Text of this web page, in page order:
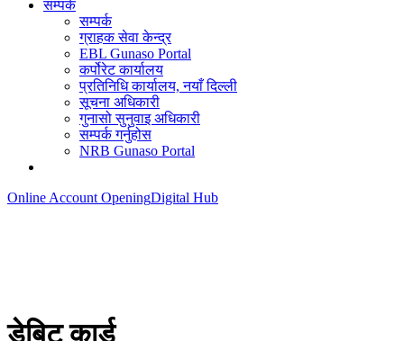
सम्पर्क
सम्पर्क
ग्राहक सेवा केन्द्र
EBL Gunaso Portal
कर्पोरेट कार्यालय
प्रतिनिधि कार्यालय, नयाँ दिल्ली
सूचना अधिकारी
गुनासो सुनुवाइ अधिकारी
सम्पर्क गर्नुहोस
NRB Gunaso Portal
Online Account OpeningDigital Hub
डेबिट कार्ड